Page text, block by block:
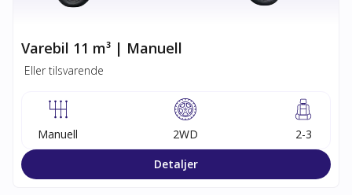
Varebil 11 m³ | Manuell
Eller tilsvarende
Manuell 2WD
2-3
Detaljer